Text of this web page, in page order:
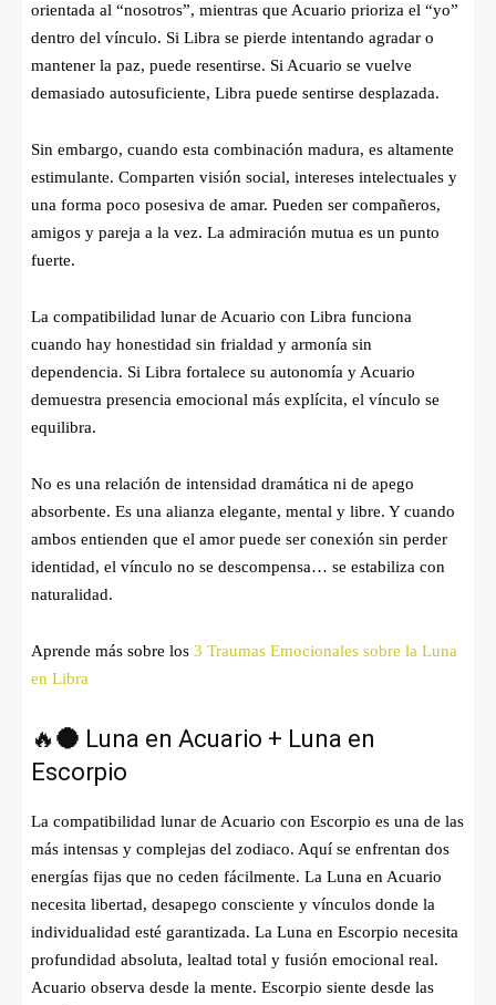
orientada al “nosotros”, mientras que Acuario prioriza el “yo”
dentro del vínculo. Si Libra se pierde intentando agradar o
mantener la paz, puede resentirse. Si Acuario se vuelve
demasiado autosuficiente, Libra puede sentirse desplazada.
Sin embargo, cuando esta combinación madura, es altamente
estimulante. Comparten visión social, intereses intelectuales y
una forma poco posesiva de amar. Pueden ser compañeros,
amigos y pareja a la vez. La admiración mutua es un punto
fuerte.
La compatibilidad lunar de Acuario con Libra funciona
cuando hay honestidad sin frialdad y armonía sin
dependencia. Si Libra fortalece su autonomía y Acuario
demuestra presencia emocional más explícita, el vínculo se
equilibra.
No es una relación de intensidad dramática ni de apego
absorbente. Es una alianza elegante, mental y libre. Y cuando
ambos entienden que el amor puede ser conexión sin perder
identidad, el vínculo no se descompensa… se estabiliza con
naturalidad.
Aprende más sobre los 3 Traumas Emocionales sobre la Luna
en Libra
🔥🌑 Luna en Acuario + Luna en
Escorpio
La compatibilidad lunar de Acuario con Escorpio es una de las
más intensas y complejas del zodiaco. Aquí se enfrentan dos
energías fijas que no ceden fácilmente. La Luna en Acuario
necesita libertad, desapego consciente y vínculos donde la
individualidad esté garantizada. La Luna en Escorpio necesita
profundidad absoluta, lealtad total y fusión emocional real.
Acuario observa desde la mente. Escorpio siente desde las